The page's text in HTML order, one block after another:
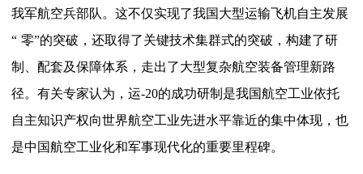
我军航空兵部队。这不仅实现了我国大型运输飞机自主发展
“ 零”的突破，还取得了关键技术集群式的突破，构建了研
制、配套及保障体系，走出了大型复杂航空装备管理新路
径。有关专家认为，运-20的成功研制是我国航空工业依托
自主知识产权向世界航空工业先进水平靠近的集中体现，也
是中国航空工业化和军事现代化的重要里程碑。